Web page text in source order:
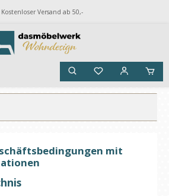
Kostenloser Versand ab 50,-
mit